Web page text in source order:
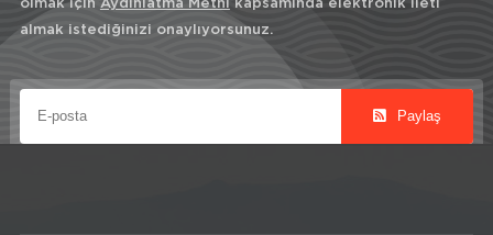
olmak için Aydınlatma Metni kapsamında elektronik ileti
almak istediğinizi onaylıyorsunuz.
Paylaş